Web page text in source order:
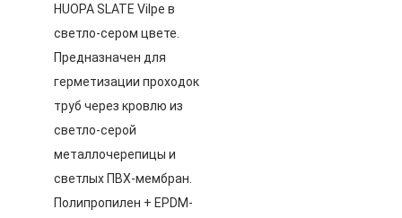
HUOPA SLATE Vilpe в
светло-сером цвете.
Предназначен для
герметизации проходок
труб через кровлю из
светло-серой
металлочерепицы и
светлых ПВХ-мембран.
Полипропилен + EPDM-